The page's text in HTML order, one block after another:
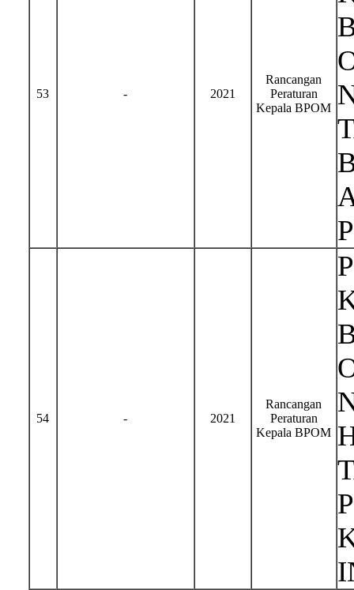
53 - 2021
Rancangan
Peraturan
Kepala BPOM
54 - 2021
Rancangan
Peraturan
Kepala BPOM